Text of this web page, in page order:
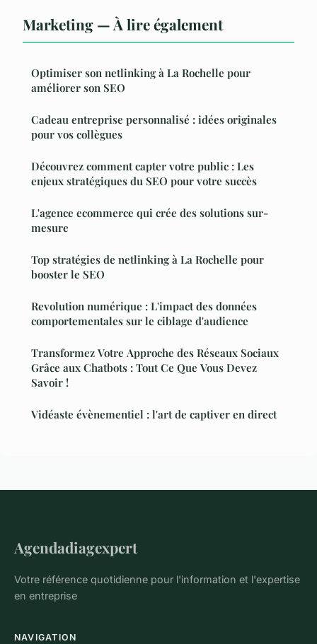
Marketing — À lire également
Optimiser son netlinking à La Rochelle pour
améliorer son SEO
Cadeau entreprise personnalisé : idées originales
pour vos collègues
Découvrez comment capter votre public : Les
enjeux stratégiques du SEO pour votre succès
L'agence ecommerce qui crée des solutions sur-
mesure
Top stratégies de netlinking à La Rochelle pour
booster le SEO
Revolution numérique : L'impact des données
comportementales sur le ciblage d'audience
Transformez Votre Approche des Réseaux Sociaux
Grâce aux Chatbots : Tout Ce Que Vous Devez
Savoir !
Vidéaste évènementiel : l'art de captiver en direct
Agendadiagexpert
Votre référence quotidienne pour l'information et l'expertise
en entreprise
NAVIGATION